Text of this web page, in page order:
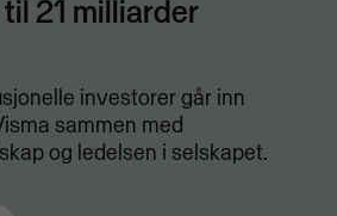
21 milliarder
investorer går inn
sammen med
og ledelsen i selskapet.